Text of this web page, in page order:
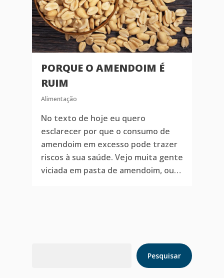
PORQUE O AMENDOIM É
RUIM
Alimentação
No texto de hoje eu quero
esclarecer por que o consumo de
amendoim em excesso pode trazer
riscos à sua saúde. Vejo muita gente
viciada em pasta de amendoim, ou…
Pesquisar
Home